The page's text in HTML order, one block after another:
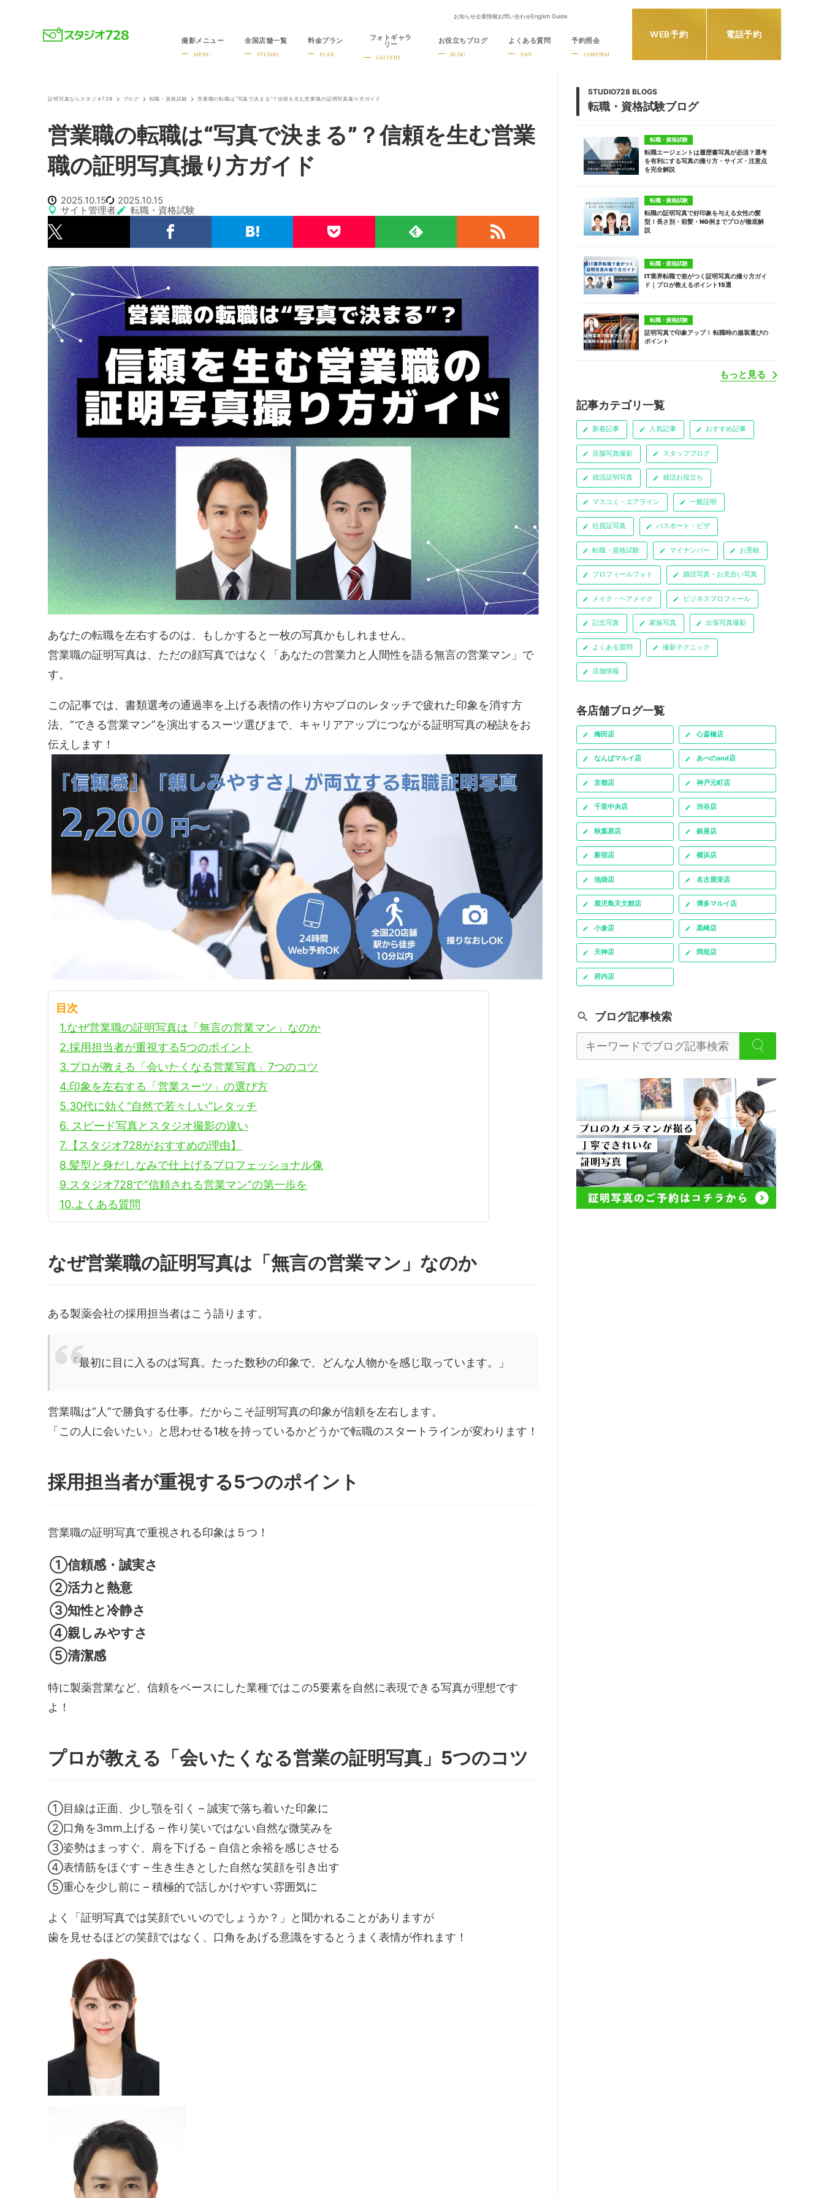
就活・婚活・各種証明写真なら全国のスタジオ728
お知らせ企業情報お問い合わせEnglish Guide
撮影メニュー
MENU
全国店舗一覧
STUDIO
料金プラン
PLAN
フォトギャラ
リー
GALLERY
お役立ちブログ
BLOG
よくある質問
FAQ
予約照会
CONFIRM
WEB予約 電話予約
証明写真ならスタジオ728 ブログ 転職・資格試験 営業職の転職は“写真で決まる”？信頼を生む営業職の証明写真撮り方ガイド
営業職の転職は“写真で決まる”？信頼を生む営業
職の証明写真撮り方ガイド
2025.10.15
2025.10.15
サイト管理者
転職・資格試験
あなたの転職を左右するのは、もしかすると一枚の写真かもしれません。
営業職の証明写真は、ただの顔写真ではなく「あなたの営業力と人間性を語る無言の営業マン」で
す。
この記事では、書類選考の通過率を上げる表情の作り方やプロのレタッチで疲れた印象を消す方
法、“できる営業マン”を演出するスーツ選びまで、キャリアアップにつながる証明写真の秘訣をお
伝えします！
目次
1.なぜ営業職の証明写真は「無言の営業マン」なのか
2.採用担当者が重視する5つのポイント
3.プロが教える「会いたくなる営業写真」7つのコツ
4.印象を左右する「営業スーツ」の選び方
5.30代に効く“自然で若々しい”レタッチ
6. スピード写真とスタジオ撮影の違い
7.【スタジオ728がおすすめの理由】
8.髪型と身だしなみで仕上げるプロフェッショナル像
9.スタジオ728で“信頼される営業マン”の第一歩を
10.よくある質問
なぜ営業職の証明写真は「無言の営業マン」なのか
ある製薬会社の採用担当者はこう語ります。
「最初に目に入るのは写真。たった数秒の印象で、どんな人物かを感じ取っています。」
営業職は“人”で勝負する仕事。だからこそ証明写真の印象が信頼を左右します。
「この人に会いたい」と思わせる1枚を持っているかどうかで転職のスタートラインが変わります！
採用担当者が重視する5つのポイント
営業職の証明写真で重視される印象は５つ！
①信頼感・誠実さ
②活力と熱意
③知性と冷静さ
④親しみやすさ
⑤清潔感
特に製薬営業など、信頼をベースにした業種ではこの5要素を自然に表現できる写真が理想です
よ！
プロが教える「会いたくなる営業の証明写真」5つのコツ
①目線は正面、少し顎を引く – 誠実で落ち着いた印象に
②口角を3mm上げる – 作り笑いではない自然な微笑みを
③姿勢はまっすぐ、肩を下げる – 自信と余裕を感じさせる
④表情筋をほぐす – 生き生きとした自然な笑顔を引き出す
⑤重心を少し前に – 積極的で話しかけやすい雰囲気に
よく「証明写真では笑顔でいいのでしょうか？」と聞かれることがありますが
歯を見せるほどの笑顔ではなく、口角をあげる意識をするとうまく表情が作れます！
STUDIO728 BLOGS
転職・資格試験ブログ
転職・資格試験
転職エージェントは履歴書写真が必須？選考
を有利にする写真の撮り方・サイズ・注意点
を完全解説
転職・資格試験
転職の証明写真で好印象を与える女性の髪
型！長さ別・前髪・NG例までプロが徹底解
説
転職・資格試験
IT業界転職で差がつく証明写真の撮り方ガイ
ド｜プロが教えるポイント15選
転職・資格試験
証明写真で印象アップ！ 転職時の服装選びの
ポイント
もっと見る
記事カテゴリ一覧
新着記事 人気記事 おすすめ記事
店舗写真撮影 スタッフブログ
就活証明写真 就活お役立ち
マスコミ・エアライン 一般証明
社員証写真 パスポート・ビザ
転職・資格試験 マイナンバー お受験
プロフィールフォト 婚活写真・お見合い写真
メイク・ヘアメイク ビジネスプロフィール
記念写真 家族写真 出張写真撮影
よくある質問 撮影テクニック
店舗情報
各店舗ブログ一覧
梅田店 心斎橋店
なんばマルイ店 あべのand店
京都店 神戸元町店
千里中央店 渋谷店
秋葉原店 銀座店
新宿店 横浜店
池袋店 名古屋栄店
鹿児島天文館店 博多マルイ店
小倉店 黒崎店
天神店 岡垣店
府内店
ブログ記事検索